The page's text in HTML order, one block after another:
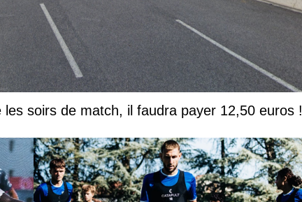
soirs de match, il faudra payer 12,50 euros !